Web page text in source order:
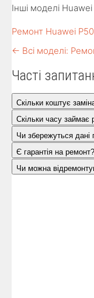
Інші моделі Huawei
Ремонт Huawei
← Всі моделі:
Часті
Скільки коштує
Скільки часу займає
Чи збережуться дані
Є гарантія на ремонт?
Чи можна